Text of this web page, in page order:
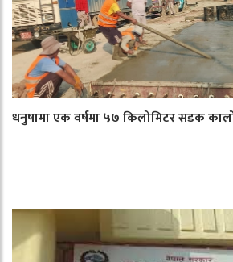
धनुषामा एक वर्षमा ५७ किलोमिटर सडक